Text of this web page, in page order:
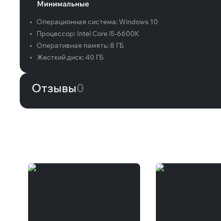
Минимальные
• Операционная система:Windows 10
•
Процессор: Intel Core i5-6600K
•
Оперативная память: 8 ГБ
•
Жесткий диск:40 ГБ
Отзывы0